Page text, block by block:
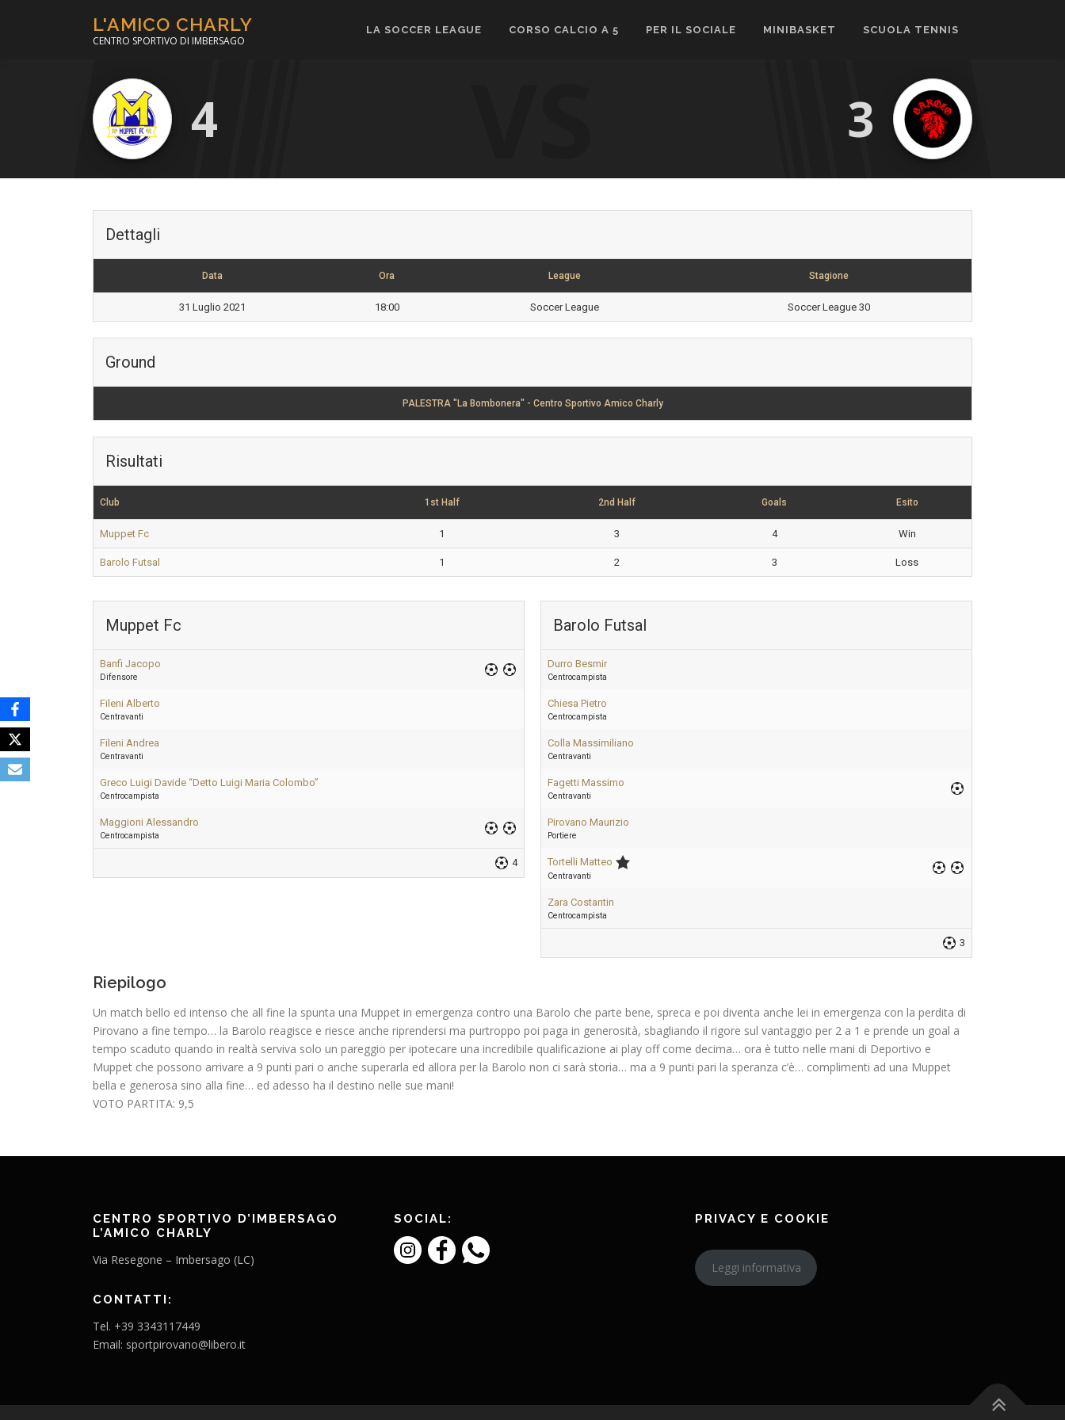
L'AMICO CHARLY
CENTRO SPORTIVO DI IMBERSAGO
LA SOCCER LEAGUE CORSO CALCIO A 5 PER IL SOCIALE MINIBASKET SCUOLA TENNIS
4 3
Dettagli
Data Ora League Stagione
31 Luglio 2021 18:00 Soccer League Soccer League 30
Ground
PALESTRA "La Bombonera" - Centro Sportivo Amico Charly
Risultati
Club 1st Half 2nd Half Goals Esito
Muppet Fc 1 3 4 Win
Barolo Futsal 1 2 3 Loss
Muppet Fc
Banfi Jacopo
Difensore
Fileni Alberto
Centravanti
Fileni Andrea
Centravanti
Greco Luigi Davide “Detto Luigi Maria Colombo”
Centrocampista
Maggioni Alessandro
Centrocampista
4
Barolo Futsal
Durro Besmir
Centrocampista
Chiesa Pietro
Centrocampista
Colla Massimiliano
Centravanti
Fagetti Massimo
Centravanti
Pirovano Maurizio
Portiere
Tortelli Matteo
Centravanti
Zara Costantin
Centrocampista
3
Riepilogo
Un match bello ed intenso che all fine la spunta una Muppet in emergenza contro una Barolo che parte bene, spreca e poi diventa anche lei in emergenza con la perdita di
Pirovano a fine tempo… la Barolo reagisce e riesce anche riprendersi ma purtroppo poi paga in generosità, sbagliando il rigore sul vantaggio per 2 a 1 e prende un goal a
tempo scaduto quando in realtà serviva solo un pareggio per ipotecare una incredibile qualificazione ai play off come decima… ora è tutto nelle mani di Deportivo e
Muppet che possono arrivare a 9 punti pari o anche superarla ed allora per la Barolo non ci sarà storia… ma a 9 punti pari la speranza c’è… complimenti ad una Muppet
bella e generosa sino alla fine… ed adesso ha il destino nelle sue mani!
VOTO PARTITA: 9,5
CENTRO SPORTIVO D’IMBERSAGO
L’AMICO CHARLY
Via Resegone – Imbersago (LC)
CONTATTI:
Tel. +39 3343117449
Email: sportpirovano@libero.it
SOCIAL: PRIVACY E COOKIE
Leggi informativa